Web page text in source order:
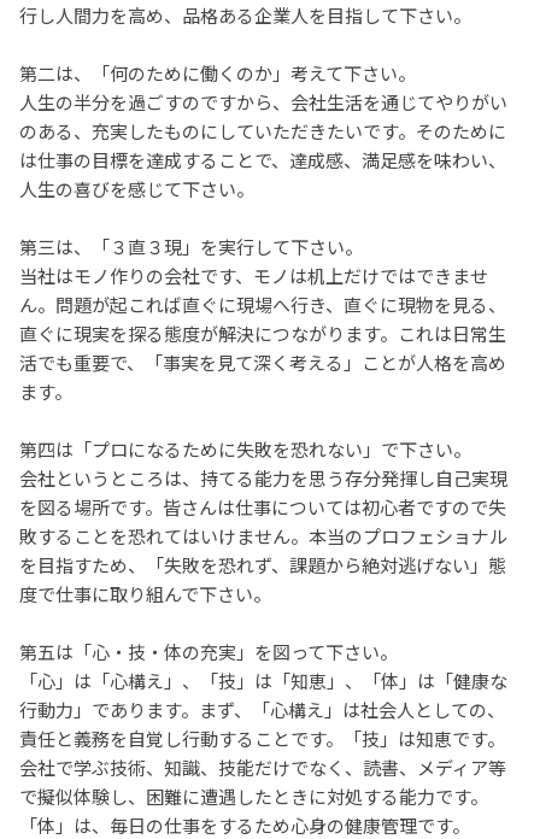
行し人間力を高め、品格ある企業人を目指して下さい。
第二は、「何のために働くのか」考えて下さい。
人生の半分を過ごすのですから、会社生活を通じてやりがい
のある、充実したものにしていただきたいです。そのために
は仕事の目標を達成することで、達成感、満足感を味わい、
人生の喜びを感じて下さい。
第三は、「３直３現」を実行して下さい。
当社はモノ作りの会社です、モノは机上だけではできませ
ん。問題が起これば直ぐに現場へ行き、直ぐに現物を見る、
直ぐに現実を探る態度が解決につながります。これは日常生
活でも重要で、「事実を見て深く考える」ことが人格を高め
ます。
第四は「プロになるために失敗を恐れない」で下さい。
会社というところは、持てる能力を思う存分発揮し自己実現
を図る場所です。皆さんは仕事については初心者ですので失
敗することを恐れてはいけません。本当のプロフェショナル
を目指すため、「失敗を恐れず、課題から絶対逃げない」態
度で仕事に取り組んで下さい。
第五は「心・技・体の充実」を図って下さい。
「心」は「心構え」、「技」は「知恵」、「体」は「健康な
行動力」であります。まず、「心構え」は社会人としての、
責任と義務を自覚し行動することです。「技」は知恵です。
会社で学ぶ技術、知識、技能だけでなく、読書、メディア等
で擬似体験し、困難に遭遇したときに対処する能力です。
「体」は、毎日の仕事をするため心身の健康管理です。